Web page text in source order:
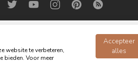
de Woonwinkel - Powered by
website te verbeteren,
bieden. Voor meer
Accepteer
alles